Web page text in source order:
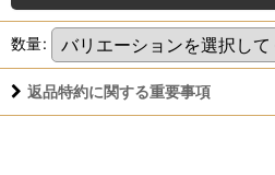
数量:
返品特約に関する重要事項